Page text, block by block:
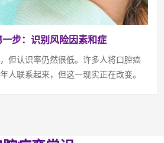
步：识别风险因素和症
但认识率仍然很低。许多人将口腔癌
人联系起来，但这一现实正在改变。